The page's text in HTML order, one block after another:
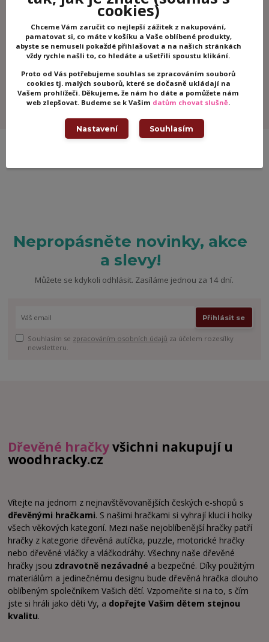
DJECO Samolepky Exotický ráj
90 Kč /ks
Skladem -
odesíláme ihned
Přidat do košíku
Nepropásněte novinky, akce
a slevy!
Můžete se kdykoli odhlásit. Zasíláme jednou za 14 dní.
Přihlásit se
Souhlasím se zpracováním osobních údajů za účelem rozesílky
newsletteru.
Dřevěné hračkyvšichni nakupují u
woodhracky.cz
Vítejte na jednom z nejnavštěvovanějších českých e-shopů s
dřevěnými hračkami. S našimi hračkami si vyhrají kluci i holky
všech věkových kategorií. Mezi naše nejoblíbenější hračky patří
hračky z kategorie dřevěná autíčka, puzzle, motorické hračky
nebo dřevěné vláčky a vláčkodráhy. Všechny naše dřevěné
hračky jsou zdravotně nezávadné a bezpečné. Díky použitým
materiálům a jedinečnému designu bude dřevěná hračka dlouho
oblíbeným společníkem Vašich dětí. Vzpomeňte si na to, s čím
jste si hráli jako děti Vy, a dopřejte Vašim dětem stejnou
kvalitu.
cookies)
Chceme Vám zaručit co nejlepší zážitek z nakupování,
pamatovat si, co máte v košíku a Vaše oblíbené produkty,
abyste se nemuseli pokaždé přihlašovat a na našich stránkách
vždy rychle našli to, co hledáte a ušetřili spoustu klikání.
Proto od Vás potřebujeme souhlas se zpracováním souborů
cookies tj. malých souborů, které se dočasně ukládají na
Vašem prohlížeči. Děkujeme, že nám ho dáte a pomůžete nám
web zlepšovat. Budeme se k Vašim datům chovat slušně.
Nastavení Souhlasím